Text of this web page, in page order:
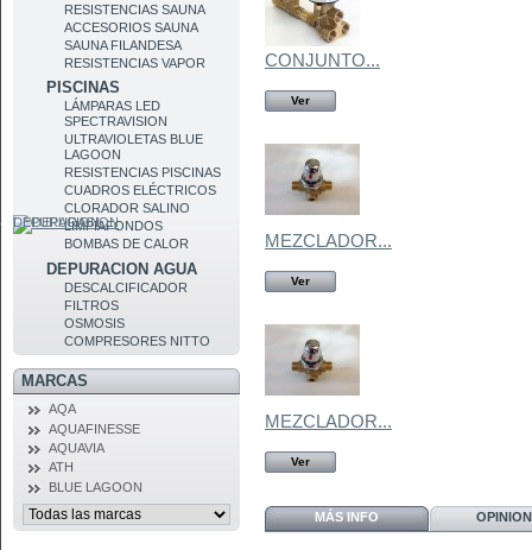
DEPURACION
RESISTENCIAS SAUNA
ACCESORIOS SAUNA
SAUNA FILANDESA
RESISTENCIAS VAPOR
PISCINAS
LÁMPARAS LED
SPECTRAVISION
ULTRAVIOLETAS BLUE
LAGOON
RESISTENCIAS PISCINAS
CUADROS ELÉCTRICOS
CLORADOR SALINO
LIMPIAFONDOS
BOMBAS DE CALOR
DEPURACION AGUA
DESCALCIFICADOR
FILTROS
OSMOSIS
COMPRESORES NITTO
MARCAS
AQA
AQUAFINESSE
AQUAVIA
ATH
BLUE LAGOON
CONJUNTO...
Ver
MEZCLADOR...
Ver
MEZCLADOR...
Ver
MÁS INFO